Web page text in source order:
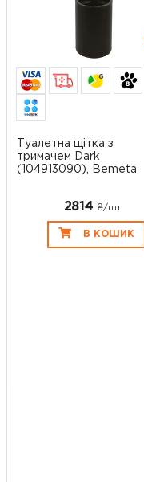
6
Туалетна щітка з
тримачем Dark
(104913090), Bemeta
2814 ₴/шт
В КОШИК